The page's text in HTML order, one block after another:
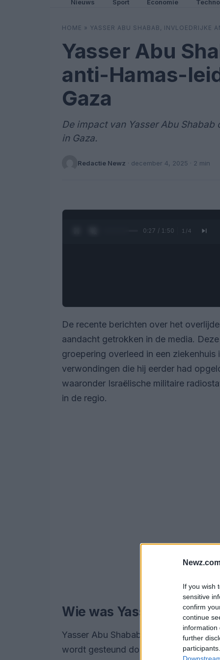
If you wish
sensitive
confirm
continue
information
further
Nieuws Sport Economie
HOME » YASSER ABU SHABAB, INVLOEDRIJKE
Yasser Abu
anti-Hamas-
Gaza
De impact van Yasser Abu
in Gaza.
Redactie Newz · december 4, 2025 · 2 min
0:28 / 1:50 1 /4
De recente berichten over het
aandacht getrokken in de media.
groepering overleed in een
verwondingen die hij eerder had
waaronder Israëlische militaire
in de regio.
Wie was Yasser Abu
Yasser Abu Shabab was de
wordt gesteund door Israël. Deze